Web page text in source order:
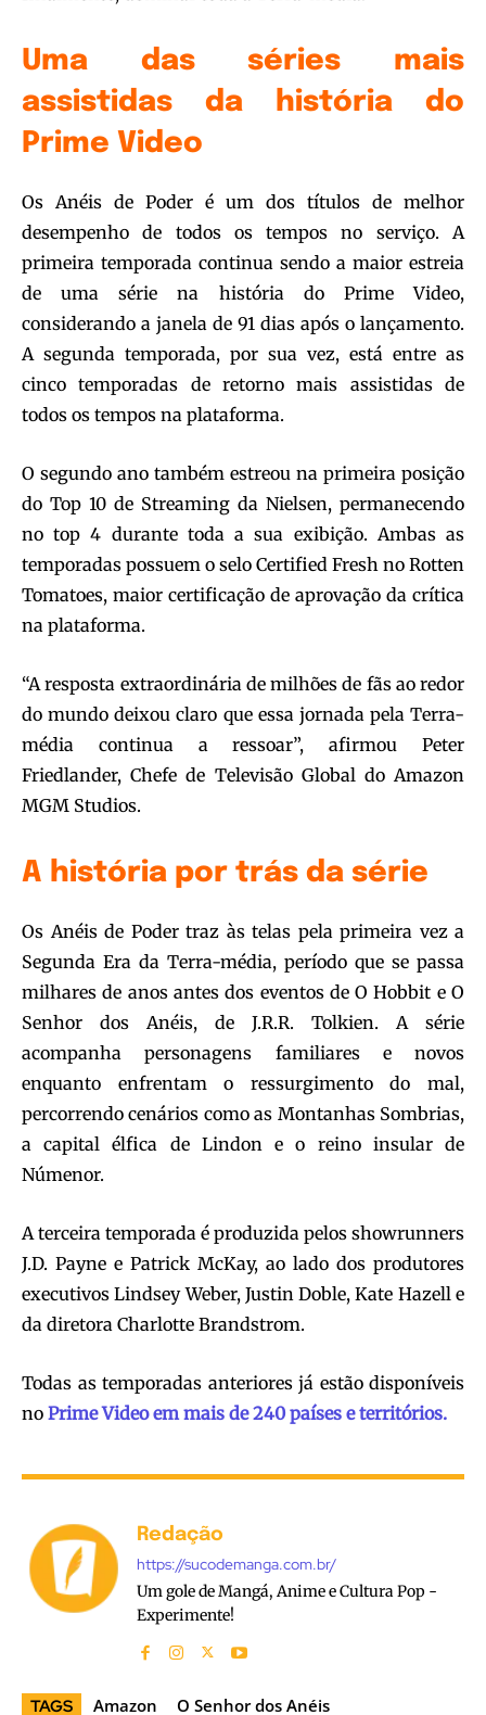
Uma das séries mais
assistidas da história do
Prime Video
Os Anéis de Poder é um dos títulos de melhor
desempenho de todos os tempos no serviço. A
primeira temporada continua sendo a maior estreia
de uma série na história do Prime Video,
considerando a janela de 91 dias após o lançamento.
A segunda temporada, por sua vez, está entre as
cinco temporadas de retorno mais assistidas de
todos os tempos na plataforma.
O segundo ano também estreou na primeira posição
do Top 10 de Streaming da Nielsen, permanecendo
no top 4 durante toda a sua exibição. Ambas as
temporadas possuem o selo Certified Fresh no Rotten
Tomatoes, maior certificação de aprovação da crítica
na plataforma.
“A resposta extraordinária de milhões de fãs ao redor
do mundo deixou claro que essa jornada pela Terra-
média continua a ressoar”, afirmou Peter
Friedlander, Chefe de Televisão Global do Amazon
MGM Studios.
A história por trás da série
Os Anéis de Poder traz às telas pela primeira vez a
Segunda Era da Terra-média, período que se passa
milhares de anos antes dos eventos de O Hobbit e O
Senhor dos Anéis, de J.R.R. Tolkien. A série
acompanha personagens familiares e novos
enquanto enfrentam o ressurgimento do mal,
percorrendo cenários como as Montanhas Sombrias,
a capital élfica de Lindon e o reino insular de
Númenor.
A terceira temporada é produzida pelos showrunners
J.D. Payne e Patrick McKay, ao lado dos produtores
executivos Lindsey Weber, Justin Doble, Kate Hazell e
da diretora Charlotte Brandstrom.
Todas as temporadas anteriores já estão disponíveis
no Prime Video em mais de 240 países e territórios.
Redação
https://sucodemanga.com.br/
Um gole de Mangá, Anime e Cultura Pop -
Experimente!
TAGS Amazon O Senhor dos Anéis